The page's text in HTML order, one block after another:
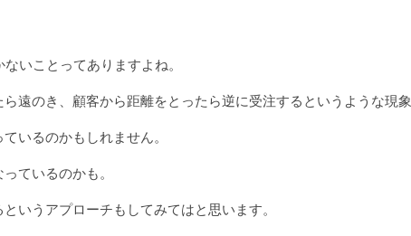
いことってありますよね。
遠のき、顧客から距離をとったら逆に受注するというような現象
いるのかもしれません。
ているのかも。
いうアプローチもしてみてはと思います。